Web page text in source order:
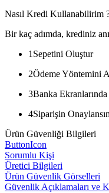
Nasıl Kredi Kullanabilirim
Bir kaç adımda, krediniz
1 Sepetini Oluştur
2Ödeme Yöntemini
3Banka
4Siparişin Onaylansın
Ürün Güvenliği Bilgileri
ButtonIcon
Sorumlu Kişi
Üretici Bilgileri
Ürün Güvenlik Görselleri
Güvenlik Açıklamaları ve